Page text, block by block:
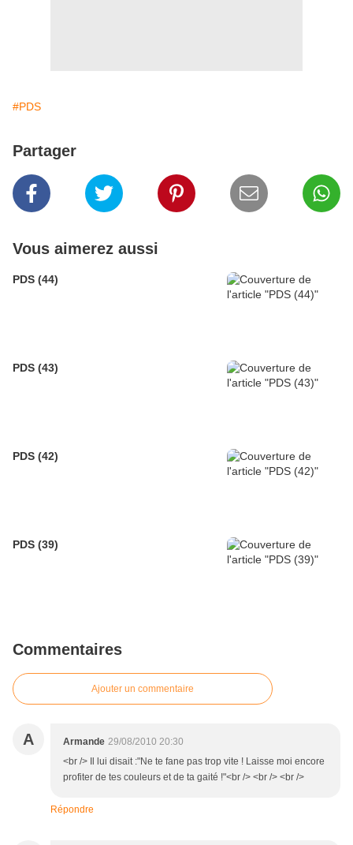
#PDS
Partager
Vous aimerez aussi
PDS (44)
PDS (43)
PDS (42)
PDS (39)
Commentaires
Ajouter un commentaire
A Armande 29/08/2010 20:30
<br /> Il lui disait :"Ne te fane pas trop vite ! Laisse moi encore
profiter de tes couleurs et de ta gaité !"<br /> <br /> <br />
Répondre